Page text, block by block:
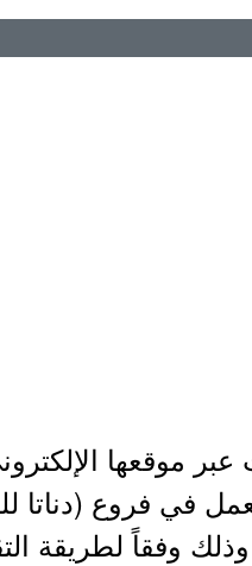
موقعها
في فروع
وفقاً لطريقة